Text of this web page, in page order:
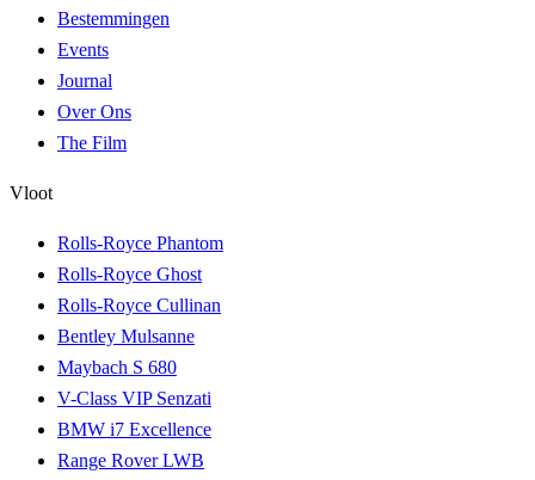
Bestemmingen
Events
Journal
Over Ons
The Film
Vloot
Rolls-Royce Phantom
Rolls-Royce Ghost
Rolls-Royce Cullinan
Bentley Mulsanne
Maybach S 680
V-Class VIP Senzati
BMW i7 Excellence
Range Rover LWB